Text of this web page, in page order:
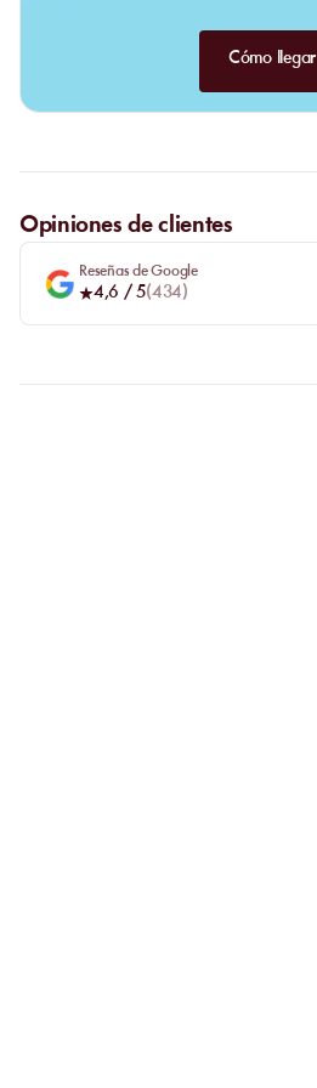
Cómo llegar
Opiniones de clientes
Reseñas de Google
4,6 / 5(434)